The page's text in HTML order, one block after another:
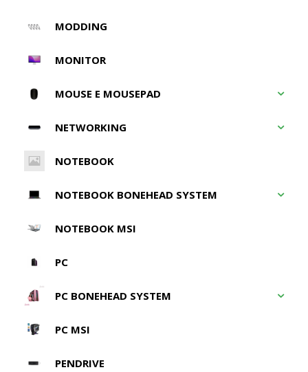
MODDING
MONITOR
MOUSE E MOUSEPAD
NETWORKING
NOTEBOOK
NOTEBOOK BONEHEAD SYSTEM
NOTEBOOK MSI
PC
PC BONEHEAD SYSTEM
PC MSI
PENDRIVE